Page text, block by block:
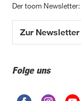
Der toom
Zur
Folge uns